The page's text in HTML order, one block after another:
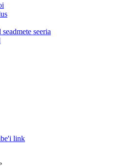
seeria